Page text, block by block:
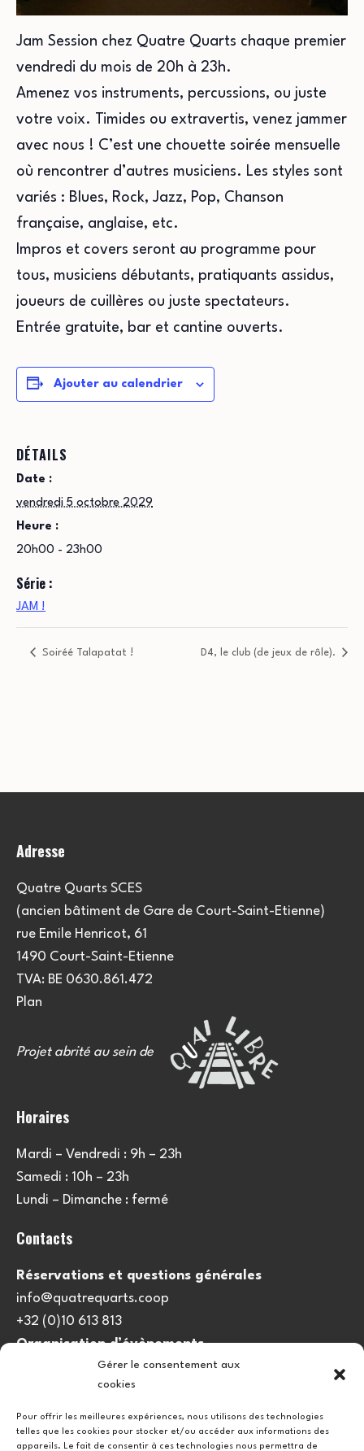
Gérer le consentement aux
cookies
Pour offrir les meilleures expériences, nous utilisons des technologies
telles que les cookies pour stocker et/ou accéder aux informations des
appareils. Le fait de consentir à ces technologies nous permettra de
Jam Session chez Quatre Quarts chaque premier
vendredi du mois de 20h à 23h.
Amenez vos instruments, percussions, ou juste
votre voix. Timides ou extravertis, venez jammer
avec nous ! C’est une chouette soirée mensuelle
où rencontrer d’autres musiciens. Les styles sont
variés : Blues, Rock, Jazz, Pop, Chanson
française, anglaise, etc.
Impros et covers seront au programme pour
tous, musiciens débutants, pratiquants assidus,
joueurs de cuillères ou juste spectateurs.
Entrée gratuite, bar et cantine ouverts.
Ajouter au calendrier
DÉTAILS
Date :
vendredi 5 octobre 2029
Heure :
20h00 - 23h00
Série :
JAM !
Soiréé Talapatat ! D4, le club (de jeux de rôle).
Adresse
Quatre Quarts SCES
(ancien bâtiment de Gare de Court-Saint-Etienne)
rue Emile Henricot, 61
1490 Court-Saint-Etienne
TVA: BE 0630.861.472
Plan
Projet abrité au sein de
Horaires
Mardi – Vendredi : 9h – 23h
Samedi : 10h – 23h
Lundi – Dimanche : fermé
Contacts
Réservations et questions générales
info@quatrequarts.coop
+32 (0)10 613 813
Organisation d’évènements
viedulieu@quatrequarts.coop
Politique de cookies (UE)